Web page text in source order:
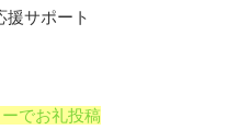
援サポート
でお礼投稿